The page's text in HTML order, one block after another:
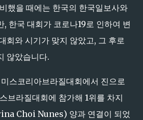
했을 때에는 한국의 한국일보사와
, 한국 대회가 코로나19로 인하여 변
회와 시기가 맞지 않았고, 그 후로
않았습니다.
스코리아브라질대회에서 진으로
브라질대회에 참가해 1위를 차지
Choi Nunes) 양과 연결이 되었